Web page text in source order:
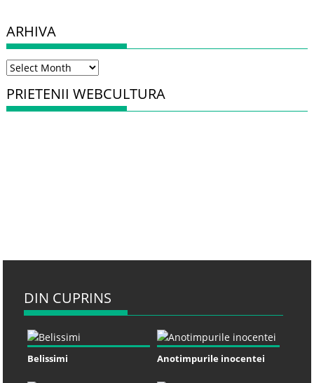
ARHIVA
Arhiva
PRIETENII WEBCULTURA
DIN CUPRINS
Belissimi Anotimpurile inocentei